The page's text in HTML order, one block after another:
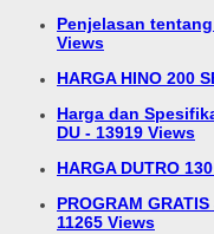
Penjelasan tentang
Views
HARGA HINO 200
Harga dan
DU - 13919 Views
HARGA DUTRO
PROGRAM
11265 Views